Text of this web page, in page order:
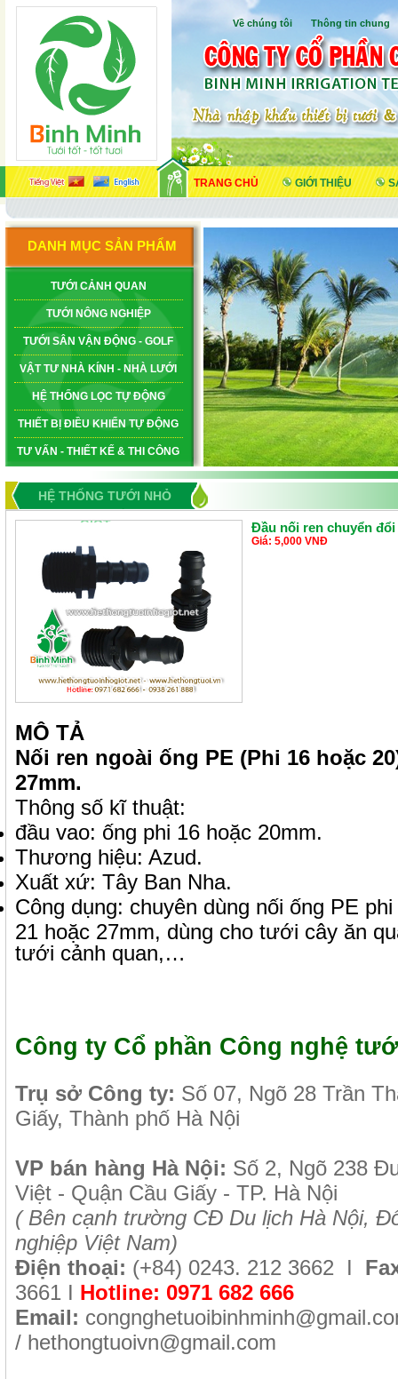
TRANG CHỦ GIỚI THIỆU
Về chúng tôi Thông tin chung
DANH MỤC SẢN PHẨM
TƯỚI CẢNH QUAN
TƯỚI NÔNG NGHIỆP
TƯỚI SÂN VẬN ĐỘNG - GOLF
VẬT TƯ NHÀ KÍNH - NHÀ LƯỚI
HỆ THỐNG LỌC TỰ ĐỘNG
THIẾT BỊ ĐIỀU KHIỂN TỰ ĐỘNG
TƯ VẤN - THIẾT KẾ & THI CÔNG
HỆ THỐNG TƯỚI NHỎ
GIỌT
Đầu nối ren chuyển đổi
Giá: 5,000 VNĐ
MÔ TẢ
Nối ren ngoài ống PE (Phi 16 hoặc
27mm.
Thông số kĩ thuật:
đầu vao: ống phi 16 hoặc 20mm.
Thương hiệu: Azud.
Xuất xứ: Tây Ban Nha.
Công dụng: chuyên dùng nối ống PE
21 hoặc 27mm, dùng cho tưới cây ăn
tưới cảnh quan,…
Công ty Cổ phần Công nghệ
Trụ sở Công ty: Số 07, Ngõ 28 Trần
Giấy, Thành phố Hà Nội
VP bán hàng Hà Nội: Số 2, Ngõ 238
Việt - Quận Cầu Giấy - TP. Hà Nội
( Bên cạnh trường CĐ Du lịch Hà Nội,
nghiệp Việt Nam)
Điện thoại: (+84) 0243. 212 3662 I
3661 I Hotline: 0971 682 666
Email:
/ hethongtuoivn@gmail.com